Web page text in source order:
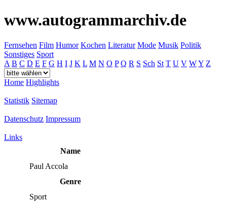
www.autogrammarchiv.de
Fernsehen Film Humor Kochen Literatur Mode Musik Politik
Sonstiges Sport
A B C D E F G H I J K L M N O P Q R S Sch St T U V WY Z
Home Highlights
Statistik Sitemap
Datenschutz Impressum
Links
Name
Paul Accola
Genre
Sport